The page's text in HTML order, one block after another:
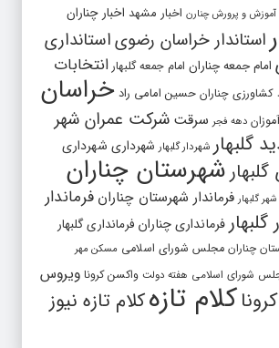
آموزش و پرورش چنارن اخبار مشهد اخبار چناران
استاندار خراسان رضویاستانداری
امام جمعه چناران امام جمعه گلبهار انتخابات
کشاورزی چناران حسین امامی راد خراسان
دهه فجر سرقت شرکت عمران شهر
گلبهار شهردار گلبهار شهرداری شهرداری
شهرستان چناران
گلبهار فرماندار شهرستان چناران فرماندار
گلبهار فرمانداری چناران فرمانداری گلبهار
چناران مجلس شورای اسلامی مسکن مهر
شورای اسلامی هفته دولت واکسن کرونا ویروس
کروناکلام تازهکلام تازه نیوز